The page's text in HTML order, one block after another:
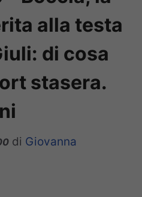
alla testa
di cosa
stasera.
di Giovanna